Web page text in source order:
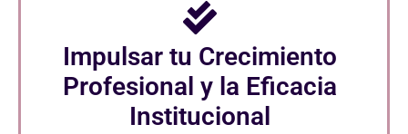
Impulsar tu Crecimiento
Profesional y la Eficacia
Institucional